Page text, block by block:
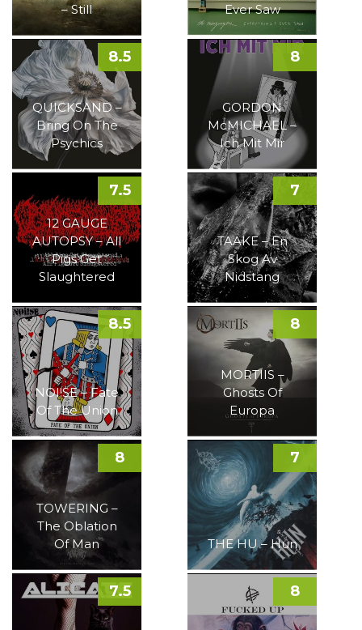
– Still
Ever Saw
QUICKSAND –
Bring On The
Psychics
8.5
GORDON
McMICHAEL –
Ich Mit Mir
8
12 GAUGE
AUTOPSY – All
Pigs Get
Slaughtered
7.5
TAAKE – En
Skog Av
Nidstang
7
NOI!SE – Fate
Of The Union
8.5
MORTIIS –
Ghosts Of
Europa
8
TOWERING –
The Oblation
Of Man
8
THE HU – Hun
7
7.5 8